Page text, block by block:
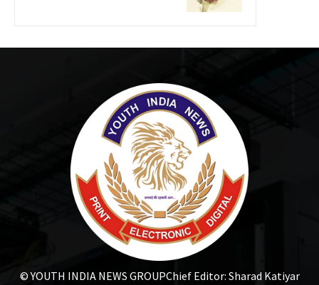
© YOUTH INDIA NEWS GROUPChief Editor: Sharad Katiyar